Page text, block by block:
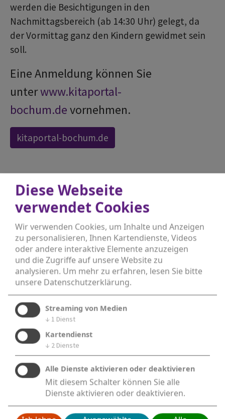
werden die Besichtigungen in den
Nachmittagsbereich (ab 14:30 Uhr) gelegt, da
der Vormittag ganz den Kindern gewidmet sein
soll.
Eine Anmeldung können Sie
unterwww.kitaportal-
bochum.devornehmen.
kitaportal-bochum.de
Ev. Tageseinrichtung Kinderarche
Lange Malterse 28a
44795 - Bochum
Tel.: 0234 - 43 21 04
kontakt@kinderarche-weitmar.de
Anfahrt (google)
Diese Webseite
verwendet Cookies
Wir verwenden Cookies, um Inhalte und Anzeigen
zu personalisieren, Ihnen Kartendienste, Videos
oder andere interaktive Elemente anzuzeigen
und die Zugriffe auf unsere Website zu
analysieren. Um mehr zu erfahren, lesen Sie bitte
unsere Datenschutzerklärung.
Streaming von Medien
↓ 1 Dienst
Kartendienst
↓ 2 Dienste
Alle Dienste aktivieren oder deaktivieren
Mit diesem Schalter können Sie alle
Dienste aktivieren oder deaktivieren.